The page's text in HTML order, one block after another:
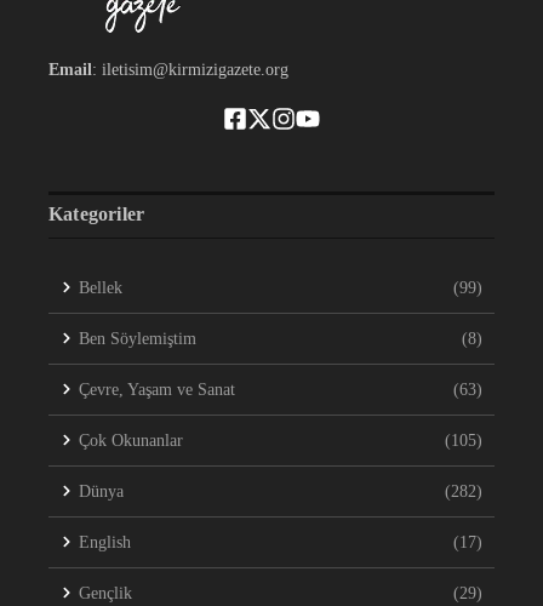
Email : iletisim@kirmizigazete.org
Kategoriler
Bellek (99)
Ben Söylemiştim (8)
Çevre, Yaşam ve Sanat (63)
Çok Okunanlar (105)
Dünya (282)
English (17)
Gençlik (29)